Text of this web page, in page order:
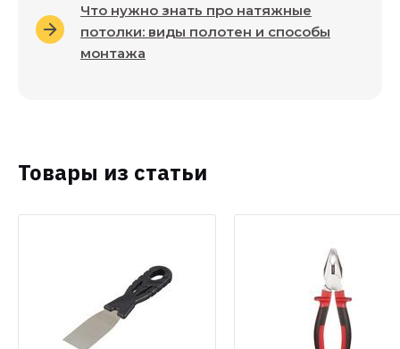
Что нужно знать про натяжные
потолки: виды полотен и способы
монтажа
Товары из статьи